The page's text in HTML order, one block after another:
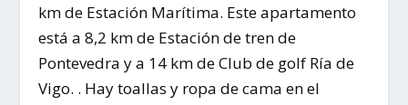
km de Estación Marítima. Este apartamento
está a 8,2 km de Estación de tren de
Pontevedra y a 14 km de Club de golf Ría de
Vigo. . Hay toallas y ropa de cama en el